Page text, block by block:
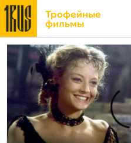
Трофейные
фильмы